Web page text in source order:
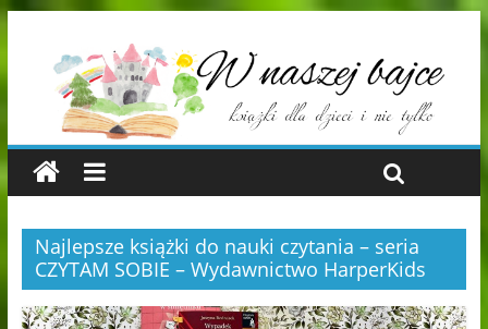
Najlepsze książki do nauki czytania – seria
CZYTAM SOBIE – Wydawnictwo HarperKids